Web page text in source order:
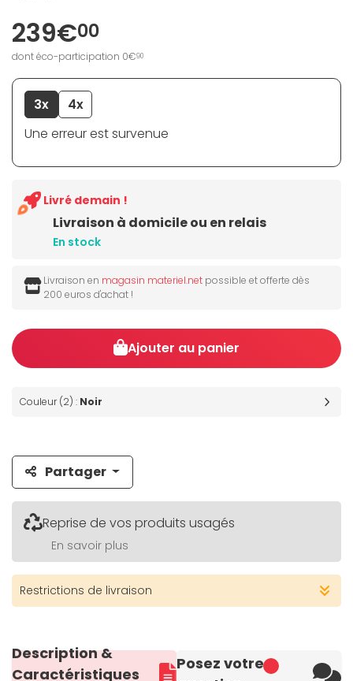
239€00
dont éco-participation 0€90
3x
4x
Une erreur est survenue
Livraison à domicile ou en relais
En stock
Livré demain !
Livraison en magasin materiel.net possible et offerte dès
200 euros d'achat !
Ajouter au panier
Couleur (2) : Noir
Partager
Reprise de vos produits usagés
En savoir plus
Restrictions de livraison
Description &
Caractéristiques
Posez votre